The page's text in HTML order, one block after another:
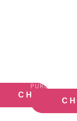
CHECK
PURCHASE